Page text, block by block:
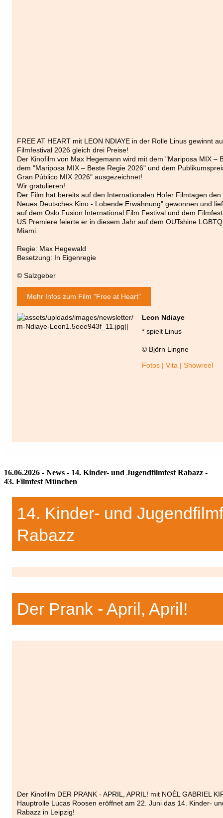
FREE AT HEART mit LEON NDIAYE in der Rolle Linus gewinnt
Filmfestival 2026 gleich drei Preise!
Der Kinofilm von Max Hegemann wird mit dem "Mariposa MIX –
dem "Mariposa MIX – Beste Regie 2026" und dem
Gran Público MIX 2026" ausgezeichnet!
Wir gratulieren!
Der Film hat bereits auf den Internationalen Hofer Filmtagen
Neues Deutsches Kino - Lobende Erwähnung" gewonnen und
auf dem Oslo Fusion International Film Festival und dem
US Premiere feierte er in diesem Jahr auf dem OUTshine
Miami.
Regie: Max Hegewald
Besetzung: In Eigenregie
© Salzgeber
Mehr Infos zum Film "Free at Heart"
Leon Ndiaye
* spielt Linus
© Björn Lingne
Fotos | Vita | Showreel
16.06.2026 - News - 14. Kinder- und Jugendfilmfest Rabazz -
43. Filmfest München
14. Kinder- und
Rabazz
Der Prank - April, April!
Der Kinofilm DER PRANK - APRIL, APRIL! mit NOÈL GABRIEL
Hauptrolle Lucas Roosen eröffnet am 22. Juni das 14. Kinder-
Rabazz in Leipzig!